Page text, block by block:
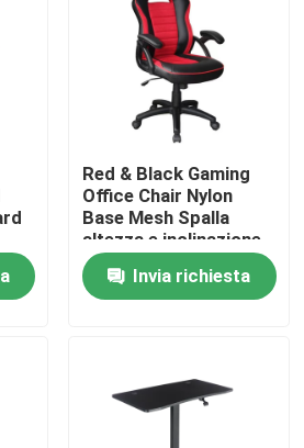
Red & Black Gaming
Office Chair Nylon
Base Mesh Spalla
altezza e inclinazione
regolabile
Invia richiesta